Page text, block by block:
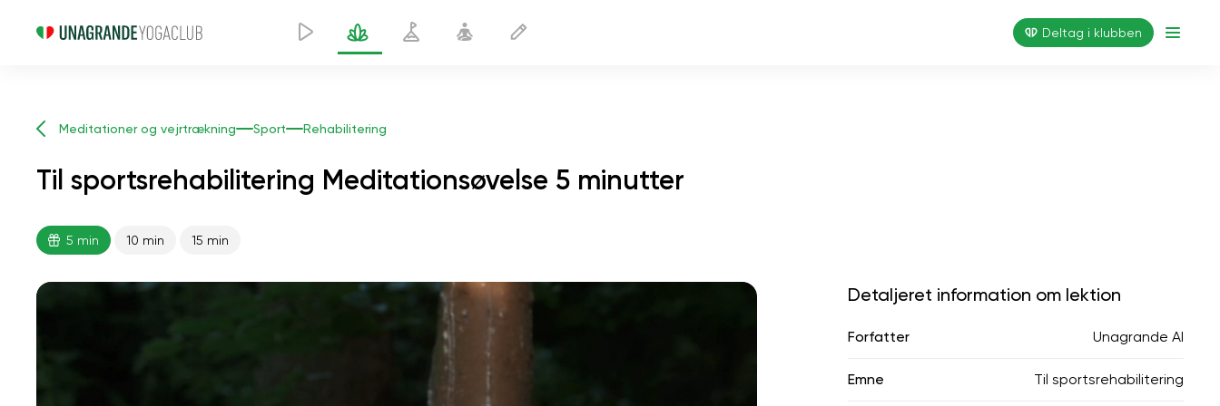
Deltag i klubben
Meditationer og vejrtrækning Sport Rehabilitering
Til sportsrehabilitering Meditationsøvelse 5 minutter
5 min 10 min 15 min
sjælens flugt
indre fred
Detaljeret information om lektion
Forfatter Unagrande AI
Emne Til sportsrehabilitering